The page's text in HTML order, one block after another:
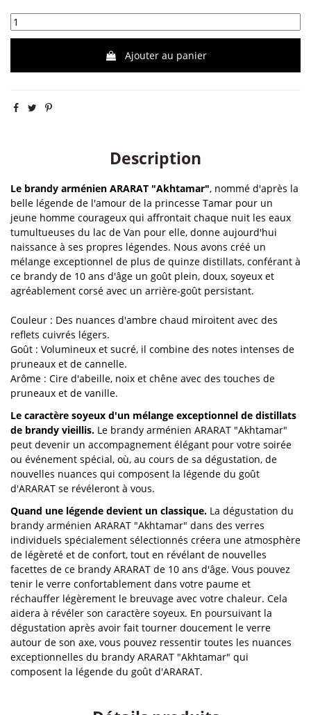
Ajouter au panier
Description
Le brandy arménien ARARAT "Akhtamar", nommé d'après la
belle légende de l'amour de la princesse Tamar pour un
jeune homme courageux qui affrontait chaque nuit les eaux
tumultueuses du lac de Van pour elle, donne aujourd'hui
naissance à ses propres légendes. Nous avons créé un
mélange exceptionnel de plus de quinze distillats, conférant à
ce brandy de 10 ans d'âge un goût plein, doux, soyeux et
agréablement corsé avec un arrière-goût persistant.
Couleur : Des nuances d'ambre chaud miroitent avec des
reflets cuivrés légers.
Goût : Volumineux et sucré, il combine des notes intenses de
pruneaux et de cannelle.
Arôme : Cire d'abeille, noix et chêne avec des touches de
pruneaux et de vanille.
Le caractère soyeux d'un mélange exceptionnel de distillats
de brandy vieillis. Le brandy arménien ARARAT "Akhtamar"
peut devenir un accompagnement élégant pour votre soirée
ou événement spécial, où, au cours de sa dégustation, de
nouvelles nuances qui composent la légende du goût
d'ARARAT se révéleront à vous.
Quand une légende devient un classique. La dégustation du
brandy arménien ARARAT "Akhtamar" dans des verres
individuels spécialement sélectionnés créera une atmosphère
de légèreté et de confort, tout en révélant de nouvelles
facettes de ce brandy ARARAT de 10 ans d'âge. Vous pouvez
tenir le verre confortablement dans votre paume et
réchauffer légèrement le breuvage avec votre chaleur. Cela
aidera à révéler son caractère soyeux. En poursuivant la
dégustation après avoir fait tourner doucement le verre
autour de son axe, vous pouvez ressentir toutes les nuances
exceptionnelles du brandy ARARAT "Akhtamar" qui
composent la légende du goût d'ARARAT.